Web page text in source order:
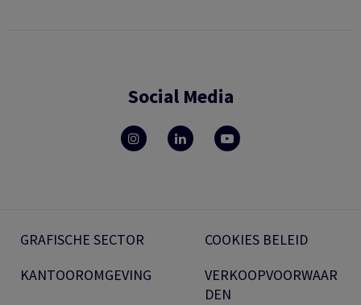
Social Media
GRAFISCHE SECTOR
KANTOOROMGEVING
COOKIES BELEID
VERKOOPVOORWAAR
DEN